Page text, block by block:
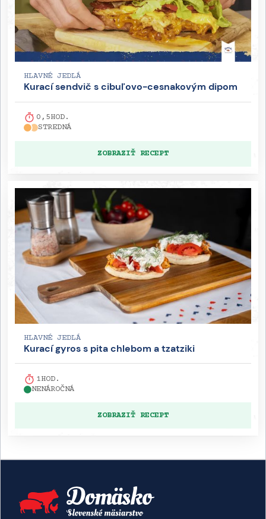
HLAVNÉ JEDLÁ
Kurací sendvič s cibuľovo-cesnakovým dipom
0,5HOD.
STREDNÁ
ZOBRAZIŤ RECEPT
HLAVNÉ JEDLÁ
Kurací gyros s pita chlebom a tzatziki
1HOD.
NENÁROČNÁ
ZOBRAZIŤ RECEPT